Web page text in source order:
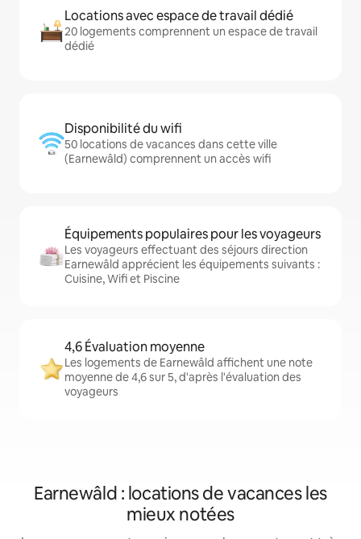
Locations avec espace de travail dédié
20 logements comprennent un espace de travail
dédié
Disponibilité du wifi
50 locations de vacances dans cette ville
(Earnewâld) comprennent un accès wifi
Équipements populaires pour les voyageurs
Les voyageurs effectuant des séjours direction
Earnewâld apprécient les équipements suivants :
Cuisine, Wifi et Piscine
4,6 Évaluation moyenne
Les logements de Earnewâld affichent une note
moyenne de 4,6 sur 5, d'après l'évaluation des
voyageurs
Earnewâld : locations de vacances les
mieux notées